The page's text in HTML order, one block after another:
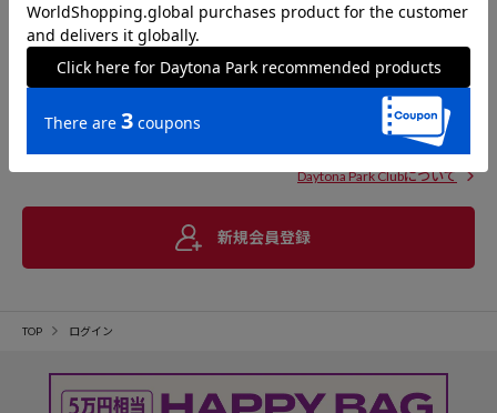
Daytona Park Clubについて
新規会員登録
TOP ログイン